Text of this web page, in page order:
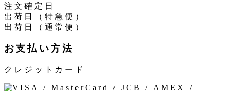
注文確定日
出荷日（特急便）
出荷日（通常便）
お支払い方法
クレジットカード